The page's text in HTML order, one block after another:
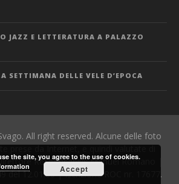
JAZZ E LETTERATURA A PALAZZO
SETTIMANA DELLE VELE D’EPOCA
All right reserved. Alcune delle foto
prese da Internet, e quindi valutate di
Responsabile: Manuel Romano |
del 12.01.06 | Iscrizione ROC nr. 17677.
the site, you agree to the use of cookies.
Accept